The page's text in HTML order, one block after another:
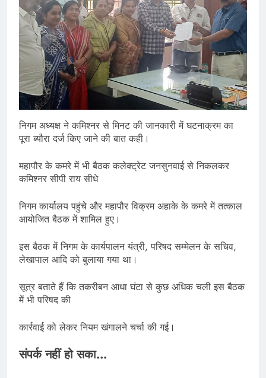
निगम अध्यक्ष ने कमिश्नर से मिनट की जानकारी में घटनाक्रम का
पूरा ब्यौरा दर्ज किए जाने की बात कही।
महापौर के कमरे में भी बैठक कलेक्ट्रेट जनसुनवाई से निकलकर
कमिश्नर सीपी राय सीधे
निगम कार्यालय पहुंचे और महापौर विक्रम अहाके के कमरे में तत्काल
आयोजित बैठक में शामिल हुए।
इस बैठक में निगम के कार्यपालन यंत्री, परिषद सम्मेलन के सचिव,
लेखापाल आदि को बुलाया गया था।
सूत्र बताते हैं कि तकरीबन आधा घंटा से कुछ अधिक चली इस बैठक
में भी परिषद की
कार्रवाई को लेकर नियम खंगालने चर्चा की गई।
संपर्क नहीं हो सका…